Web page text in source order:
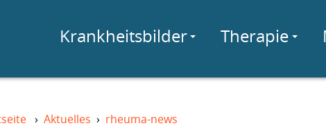
Krankheitsbilder Therapie
› Aktuelles › rheuma-news